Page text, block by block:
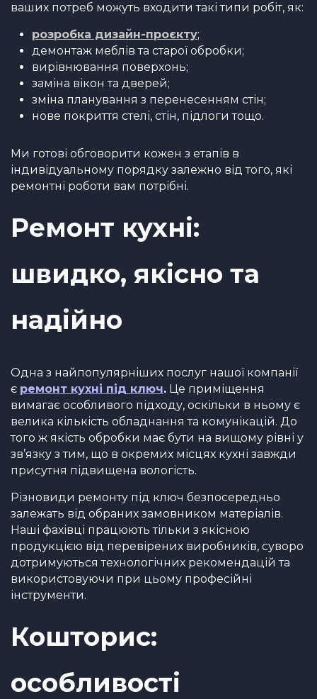
ваших потреб можуть входити такі типи робіт, як:
розробка дизайн-проєкту;
демонтаж меблів та старої обробки;
вирівнювання поверхонь;
заміна вікон та дверей;
зміна планування з перенесенням стін;
нове покриття стелі, стін, підлоги тощо.
Ми готові обговорити кожен з етапів в
індивідуальному порядку залежно від того, які
ремонтні роботи вам потрібні.
Ремонт кухні:
швидко, якісно та
надійно
Одна з найпопулярніших послуг нашої компанії
є ремонт кухні під ключ. Це приміщення
вимагає особливого підходу, оскільки в ньому є
велика кількість обладнання та комунікацій. До
того ж якість обробки має бути на вищому рівні у
зв’язку з тим, що в окремих місцях кухні завжди
присутня підвищена вологість.
Різновиди ремонту під ключ безпосередньо
залежать від обраних замовником матеріалів.
Наші фахівці працюють тільки з якісною
продукцією від перевірених виробників, суворо
дотримуються технологічних рекомендацій та
використовуючи при цьому професійні
інструменти.
Кошторис:
особливості